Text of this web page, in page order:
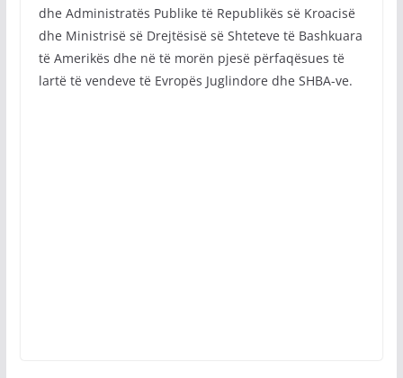
dhe Administratës Publike të Republikës së Kroacisë
dhe Ministrisë së Drejtësisë së Shteteve të Bashkuara
të Amerikës dhe në të morën pjesë përfaqësues të
lartë të vendeve të Evropës Juglindore dhe SHBA-ve.